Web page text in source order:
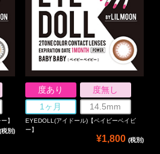
】
(税別)
度あり
度無し
1ヶ月
14.5mm
EYEDOLL(アイドール)【ベイビーベイビ
ー】
¥1,800 (税別)